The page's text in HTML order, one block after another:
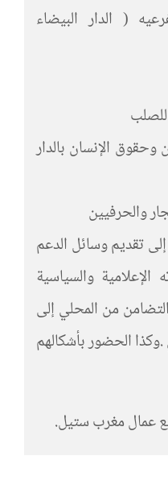
( الدار البيضاء
للصلب
الإنسان بالدار
والحرفيين
تقديم وسائل الدعم
والسياسية
من المحلي إلى
الحضور بأشكالهم
عمال مغرب ستيل.